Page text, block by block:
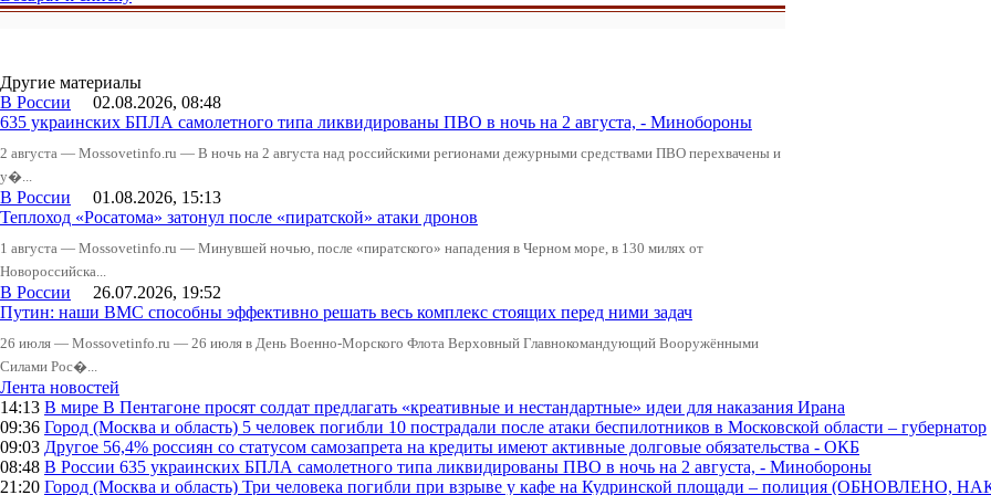
Другие материалы
В России 02.08.2026, 08:48
635 украинских БПЛА самолетного типа ликвидированы ПВО в ночь на 2 августа, - Минобороны
2 августа — Mossovetinfo.ru — В ночь на 2 августа над российскими регионами дежурными средствами ПВО перехвачены и
у�...
В России 01.08.2026, 15:13
Теплоход «Росатома» затонул после «пиратской» атаки дронов
1 августа — Mossovetinfo.ru — Минувшей ночью, после «пиратского» нападения в Черном море, в 130 милях от
Новороссийска...
В России 26.07.2026, 19:52
Путин: наши ВМС способны эффективно решать весь комплекс стоящих перед ними задач
26 июля — Mossovetinfo.ru — 26 июля в День Военно-Морского Флота Верховный Главнокомандующий Вооружёнными
Силами Рос�...
Лента новостей
14:13 В мире В Пентагоне просят солдат предлагать «креативные и нестандартные» идеи для наказания Ирана
09:36 Город (Москва и область) 5 человек погибли 10 пострадали после атаки беспилотников в Московской области – губернатор
09:03 Другое 56,4% россиян со статусом самозапрета на кредиты имеют активные долговые обязательства - ОКБ
08:48 В России 635 украинских БПЛА самолетного типа ликвидированы ПВО в ночь на 2 августа, - Минобороны
21:20 Город (Москва и область) Три человека погибли при взрыве у кафе на Кудринской площади – полиция (ОБНОВЛЕНО,